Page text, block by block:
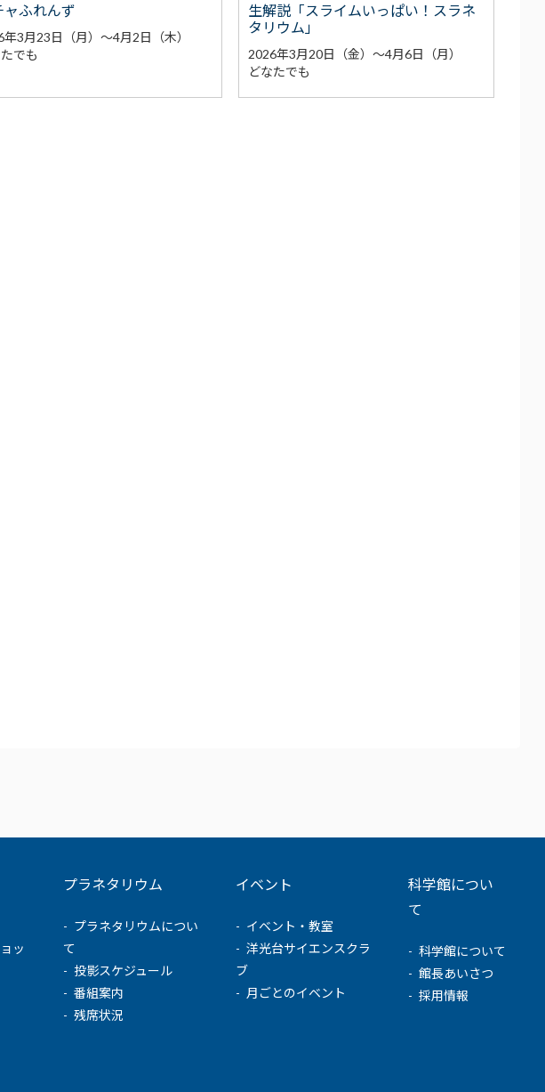
ャふれんず
年3月23日（月）～4月2日（木）
でも
生解説「スライムいっぱい！スラネ
タリウム」
2026年3月20日（金）～4月6日（月）
どなたでも
ッ
プラネタリウム
プラネタリウムについ
て
投影スケジュール
番組案内
残席状況
イベント
イベント・教室
洋光台サイエンスクラ
ブ
月ごとのイベント
科学館につい
て
科学館について
館長あいさつ
採用情報